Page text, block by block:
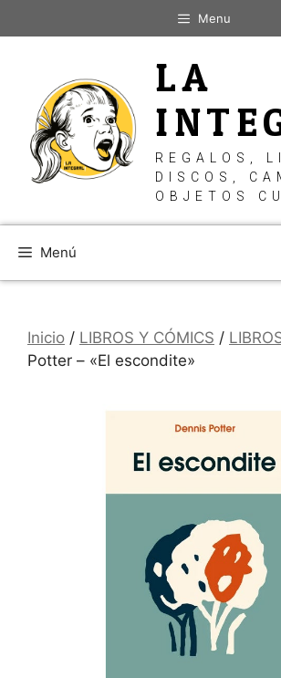
al
Menu
LA
REGALOS,
DISCOS,
OBJETOS
Menú
Inicio / LIBROS Y CÓMICS /
Potter – «El escondite»